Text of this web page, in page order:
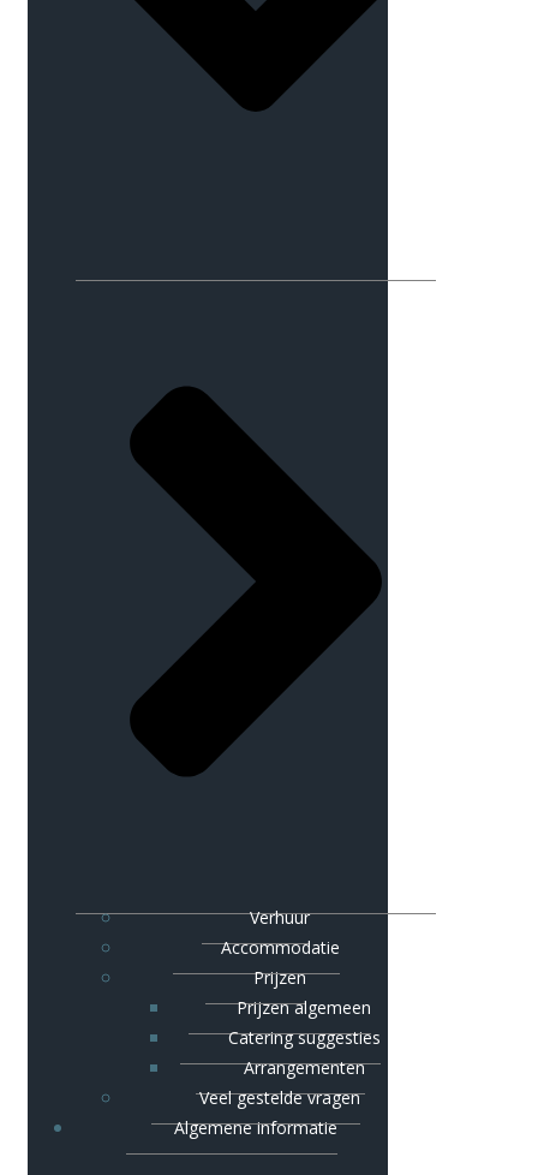
Verhuur
Accommodatie
Prijzen
Prijzen algemeen
Catering suggesties
Arrangementen
Veel gestelde vragen
Algemene informatie